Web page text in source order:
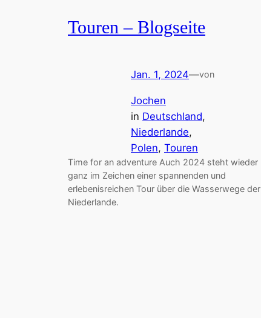
Touren – Blogseite
Jan. 1, 2024—von
Jochen
in Deutschland
Niederlande
Polen, Touren
Time for an adventure Auch 2024 steht wieder
ganz im Zeichen einer spannenden und
erlebenisreichen Tour über die Wasserwege der
Niederlande.